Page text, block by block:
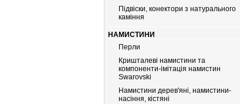
Підвіски, конектори з натурального
каміння
НАМИСТИНИ
Перли
Кришталеві намистини та
компоненти-імітація намистин
Swarovski
Намистини дерев'яні, намистини-
насіння, кістяні